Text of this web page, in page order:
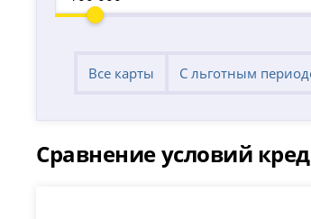
Все карты С льготным
Сравнение условий